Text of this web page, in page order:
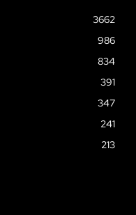
3662
986
834
391
347
241
213